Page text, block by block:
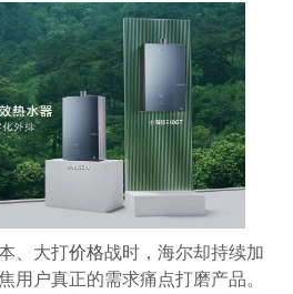
、大打价格战时，海尔却持续加
用户真正的需求痛点打磨产品。